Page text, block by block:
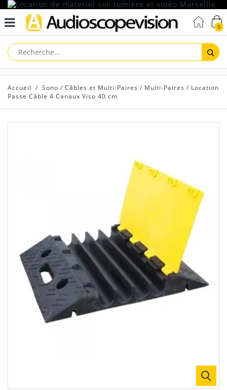
0
Accueil / Sono / Câbles et Multi-Paires / Multi-Paires / Location
Passe Câble 4 Canaux Viso 40 cm